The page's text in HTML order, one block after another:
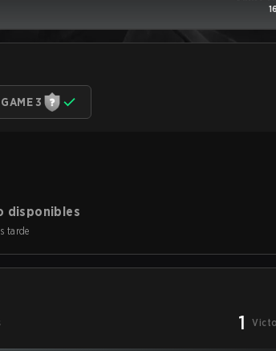
GAME 3
disponibles
tarde
1